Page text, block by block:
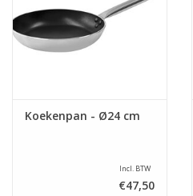
Koekenpan - Ø24 cm
Incl. BTW
€47,50